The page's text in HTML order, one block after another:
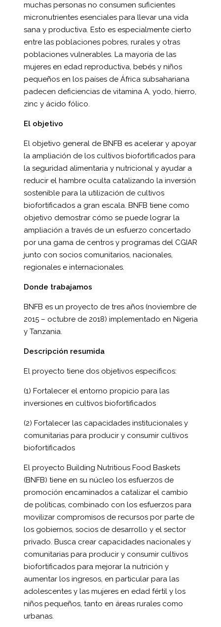
muchas personas no consumen suficientes
micronutrientes esenciales para llevar una vida
sana y productiva. Esto es especialmente cierto
entre las poblaciones pobres, rurales y otras
poblaciones vulnerables. La mayoría de las
mujeres en edad reproductiva, bebés y niños
pequeños en los países de África subsahariana
padecen deficiencias de vitamina A, yodo, hierro,
zinc y ácido fólico.
El objetivo
El objetivo general de BNFB es acelerar y apoyar
la ampliación de los cultivos biofortificados para
la seguridad alimentaria y nutricional y ayudar a
reducir el hambre oculta catalizando la inversión
sostenible para la utilización de cultivos
biofortificados a gran escala. BNFB tiene como
objetivo demostrar cómo se puede lograr la
ampliación a través de un esfuerzo concertado
por una gama de centros y programas del CGIAR
junto con socios comunitarios, nacionales,
regionales e internacionales.
Donde trabajamos
BNFB es un proyecto de tres años (noviembre de
2015 – octubre de 2018) implementado en Nigeria
y Tanzania.
Descripción resumida
El proyecto tiene dos objetivos específicos:
(1) Fortalecer el entorno propicio para las
inversiones en cultivos biofortificados
(2) Fortalecer las capacidades institucionales y
comunitarias para producir y consumir cultivos
biofortificados
El proyecto Building Nutritious Food Baskets
(BNFB) tiene en su núcleo los esfuerzos de
promoción encaminados a catalizar el cambio
de políticas, combinado con los esfuerzos para
movilizar compromisos de recursos por parte de
los gobiernos, socios de desarrollo y el sector
privado. Busca crear capacidades nacionales y
comunitarias para producir y consumir cultivos
biofortificados para mejorar la nutrición y
aumentar los ingresos, en particular para las
adolescentes y las mujeres en edad fértil y los
niños pequeños, tanto en áreas rurales como
urbanas.